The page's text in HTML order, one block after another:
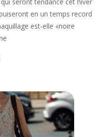
en un temps record
est-elle «noire